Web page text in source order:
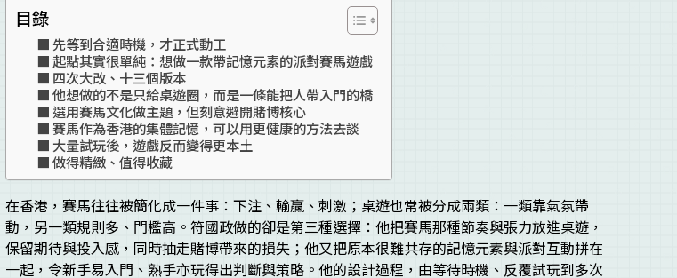
目錄
先等到合適時機，才正式動工
起點其實很單純：想做一款帶記憶元素的派對賽馬遊戲
四次大改、十三個版本
他想做的不是只給桌遊圈，而是一條能把人帶入門的橋
選用賽馬文化做主題，但刻意避開賭博核心
賽馬作為香港的集體記憶，可以用更健康的方法去談
大量試玩後，遊戲反而變得更本土
做得精緻、值得收藏
在香港，賽馬往往被簡化成一件事：下注、輸贏、刺激；桌遊也常被分成兩類：一類靠氣氛帶
動，另一類規則多、門檻高。符國政做的卻是第三種選擇：他把賽馬那種節奏與張力放進桌遊，
保留期待與投入感，同時抽走賭博帶來的損失；他又把原本很難共存的記憶元素與派對互動拼在
一起，令新手易入門、熟手亦玩得出判斷與策略。他的設計過程，由等待時機、反覆試玩到多次